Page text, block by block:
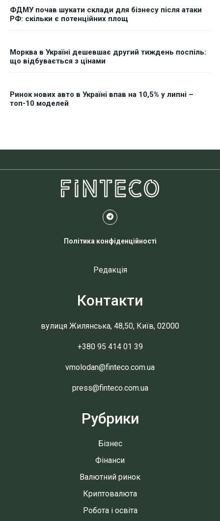
ФДМУ почав шукати склади для бізнесу після атаки
РФ: скільки є потенційних площ
Морква в Україні дешевшає другий тиждень поспіль:
що відбувається з цінами
Ринок нових авто в Україні впав на 10,5% у липні –
топ-10 моделей
Політика конфіденційності
Редакція
Контакти
вулиця Жилянська, 48,50, Київ, 02000
+380 95 414 01 39
vmolodan@finteco.com.ua
press@finteco.com.ua
Рубрики
Бізнес
Фінанси
Валютний ринок
Криптовалюта
Робота і освіта